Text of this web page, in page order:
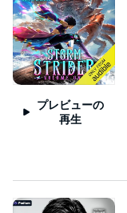
プレビューの
再生